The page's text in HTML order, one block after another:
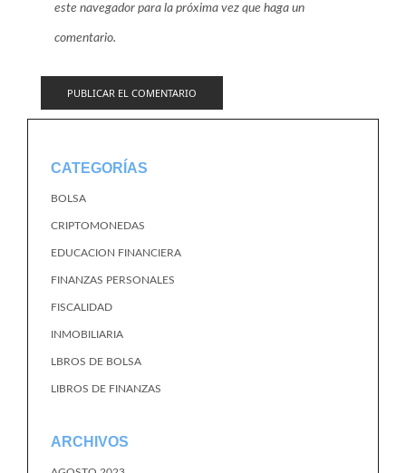
este navegador para la próxima vez que haga un
comentario.
CATEGORÍAS
BOLSA
CRIPTOMONEDAS
EDUCACION FINANCIERA
FINANZAS PERSONALES
FISCALIDAD
INMOBILIARIA
LBROS DE BOLSA
LIBROS DE FINANZAS
ARCHIVOS